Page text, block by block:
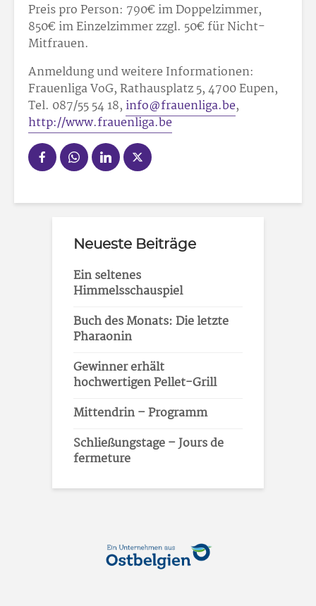
Preis pro Person: 790€ im Doppelzimmer,
850€ im Einzelzimmer zzgl. 50€ für Nicht-
Mitfrauen.
Anmeldung und weitere Informationen:
Frauenliga VoG, Rathausplatz 5, 4700 Eupen,
Tel. 087/55 54 18, info@frauenliga.be,
http://www.frauenliga.be
Neueste Beiträge
Ein seltenes
Himmelsschauspiel
Buch des Monats: Die letzte
Pharaonin
Gewinner erhält
hochwertigen Pellet-Grill
Mittendrin – Programm
Schließungstage – Jours de
fermeture